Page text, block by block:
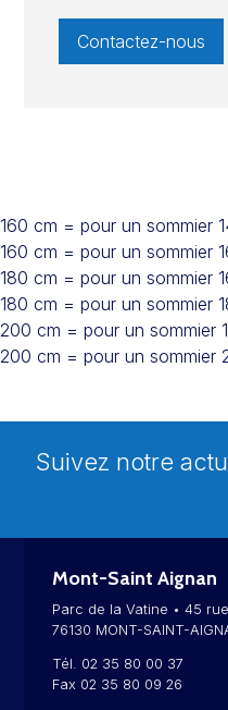
Contactez-nous
160 cm = pour un sommier
160 cm = pour un sommier
180 cm = pour un sommier
180 cm = pour un sommier
200 cm = pour un sommier
200 cm = pour un sommier
Suivez notre
Mont-Saint Aignan
Parc de la Vatine • 45
76130 MONT-SAINT-
Tél. 02 35 80 00 37
Fax 02 35 80 09 26